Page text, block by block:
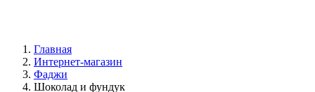
Главная
Интернет-магазин
Фаджи
Шоколад и фундук